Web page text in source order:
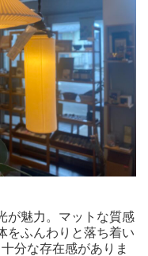
が魅力。マットな質感
をふんわりと落ち着い
分な存在感がありま